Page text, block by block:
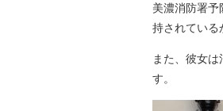
美濃消防署
持されている
また、彼女
す。